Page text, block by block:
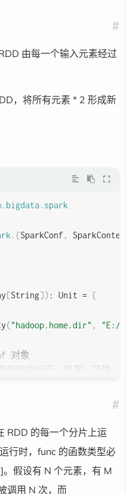
#
由每一个输入元素经过
，将所有元素 * 2 形成新
. bigdata. spark
. {SparkConf,
[String]) : Unit = {
("hadoop.home.dir" , "E:/
对象
架的运行（部署）环境
(config)
makeRDD(1 to 10)
#
RDD 的每一个分片上运
行时，func 的函数类型必
假设有 N 个元素，有 M
调用 N 次，而